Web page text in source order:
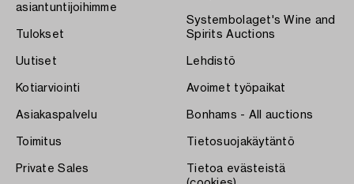
asiantuntijoihimme
Tulokset
Uutiset
Kotiarviointi
Asiakaspalvelu
Toimitus
Private Sales
Systembolaget's Wine and
Spirits Auctions
Lehdistö
Avoimet työpaikat
Bonhams - All auctions
Tietosuojakäytäntö
Tietoa evästeistä